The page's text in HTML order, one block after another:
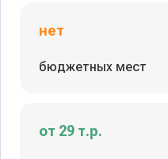
нет
бюджетных мест
от 29 т.р.